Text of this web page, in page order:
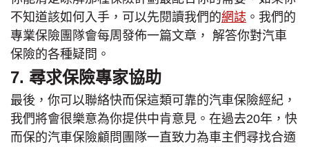
不知道該如何入手，可以先閱讀我們的網誌 。我們的
專業保險團隊會每周發佈一篇文章， 解答你對汽車
保險的各種疑問。
7. 尋求保險專家協助
最後，你可以聯絡快而保這類可靠的汽車保險經紀，
我們將會很樂意為你提供中肯意見。在過去20年，快
而保的汽車保險顧問團隊一直致力為車主們尋找合適